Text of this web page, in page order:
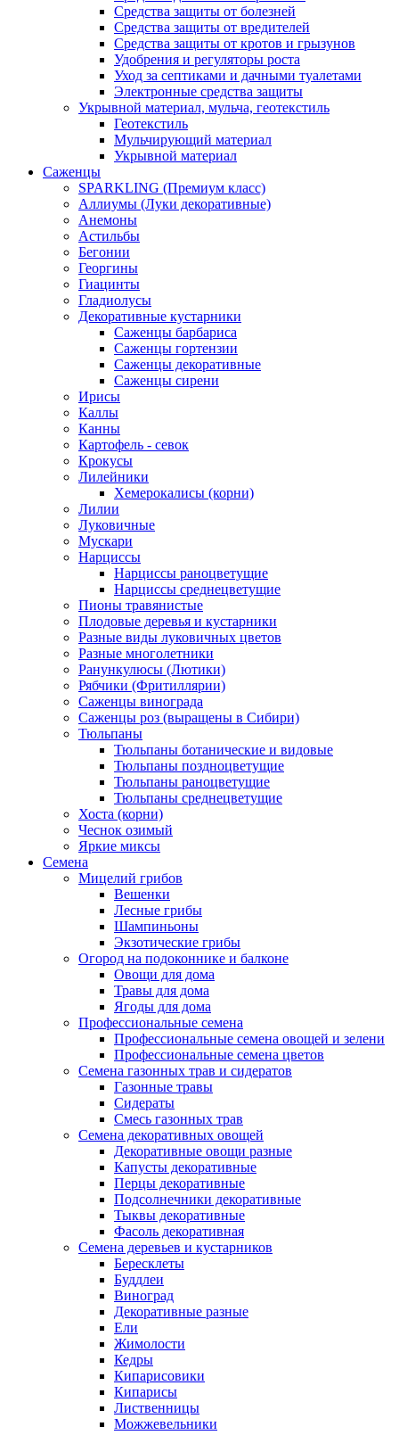
Средства защиты от болезней
Средства защиты от вредителей
Средства защиты от кротов и грызунов
Удобрения и регуляторы роста
Уход за септиками и дачными туалетами
Электронные средства защиты
Укрывной материал, мульча, геотекстиль
Геотекстиль
Мульчирующий материал
Укрывной материал
Саженцы
SPARKLING (Премиум класс)
Аллиумы (Луки декоративные)
Анемоны
Астильбы
Бегонии
Георгины
Гиацинты
Гладиолусы
Декоративные кустарники
Саженцы барбариса
Саженцы гортензии
Саженцы декоративные
Саженцы сирени
Ирисы
Каллы
Канны
Картофель - севок
Крокусы
Лилейники
Хемерокалисы (корни)
Лилии
Луковичные
Мускари
Нарциссы
Нарциссы раноцветущие
Нарциссы среднецветущие
Пионы травянистые
Плодовые деревья и кустарники
Разные виды луковичных цветов
Разные многолетники
Ранункулюсы (Лютики)
Рябчики (Фритиллярии)
Саженцы винограда
Саженцы роз (выращены в Сибири)
Тюльпаны
Тюльпаны ботанические и видовые
Тюльпаны поздноцветущие
Тюльпаны раноцветущие
Тюльпаны среднецветущие
Хоста (корни)
Чеснок озимый
Яркие миксы
Семена
Мицелий грибов
Вешенки
Лесные грибы
Шампиньоны
Экзотические грибы
Огород на подоконнике и балконе
Овощи для дома
Травы для дома
Ягоды для дома
Профессиональные семена
Профессиональные семена овощей и зелени
Профессиональные семена цветов
Семена газонных трав и сидератов
Газонные травы
Сидераты
Смесь газонных трав
Семена декоративных овощей
Декоративные овощи разные
Капусты декоративные
Перцы декоративные
Подсолнечники декоративные
Тыквы декоративные
Фасоль декоративная
Семена деревьев и кустарников
Бересклеты
Буддлеи
Виноград
Декоративные разные
Ели
Жимолости
Кедры
Кипарисовики
Кипарисы
Лиственницы
Можжевельники